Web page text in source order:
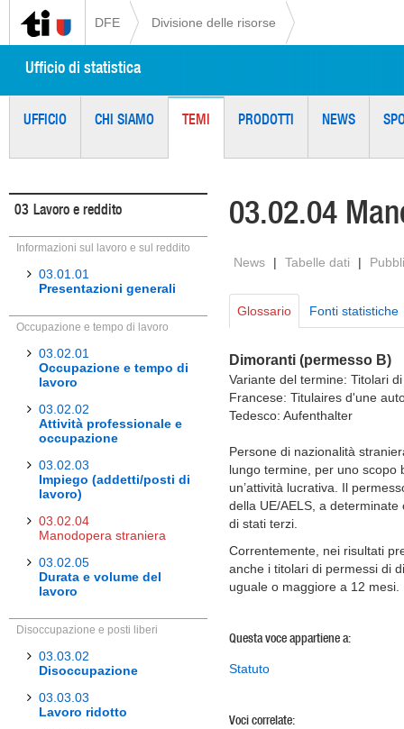
DFE Divisione delle risorse
Ufficio di statistica
UFFICIO CHI SIAMO TEMI PRODOTTI NEWS
03 Lavoro e reddito
Informazioni sul lavoro e sul reddito
03.01.01
Presentazioni generali
Occupazione e tempo di lavoro
03.02.01
Occupazione e tempo di
lavoro
03.02.02
Attività professionale e
occupazione
03.02.03
Impiego (addetti/posti di
lavoro)
03.02.04
Manodopera straniera
03.02.05
Durata e volume del
lavoro
Disoccupazione e posti liberi
03.03.02
Disoccupazione
03.03.03
Lavoro ridotto
03.02.04
News | Tabelle dati |
Glossario Fonti statistiche
Dimoranti (permesso B)
Variante del termine: Titolari
Francese: Titulaires d'une
Tedesco: Aufenthalter
Persone di nazionalità
lungo termine, per uno scopo
un’attività lucrativa. Il
della UE/AELS, a
di stati terzi.
Correntemente, nei risultati
anche i titolari di permessi di
uguale o maggiore a 12 mesi.
Questa voce appartiene a:
Statuto
Voci correlate: